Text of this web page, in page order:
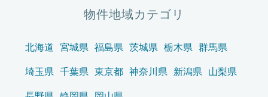
物件地域カテゴリ
北海道 宮城県 福島県 茨城県 栃木県 群馬県
埼玉県 千葉県 東京都 神奈川県 新潟県 山梨県